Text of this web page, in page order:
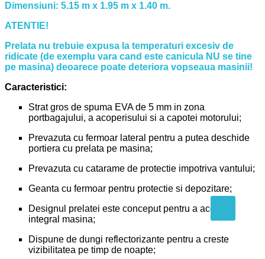
Dimensiuni: 5.15 m x 1.95 m x 1.40 m.
ATENTIE!
Prelata nu trebuie expusa la temperaturi excesiv de
ridicate (de exemplu vara cand este canicula NU se tine
pe masina) deoarece poate deteriora vopseaua masinii!
Caracteristici:
Strat gros de spuma EVA de 5 mm in zona
portbagajului, a acoperisului si a capotei motorului;
Prevazuta cu fermoar lateral pentru a putea deschide
portiera cu prelata pe masina;
Prevazuta cu catarame de protectie impotriva vantului;
Geanta cu fermoar pentru protectie si depozitare;
Designul prelatei este conceput pentru a acoperi
integral masina;
Dispune de dungi reflectorizante pentru a creste
vizibilitatea pe timp de noapte;